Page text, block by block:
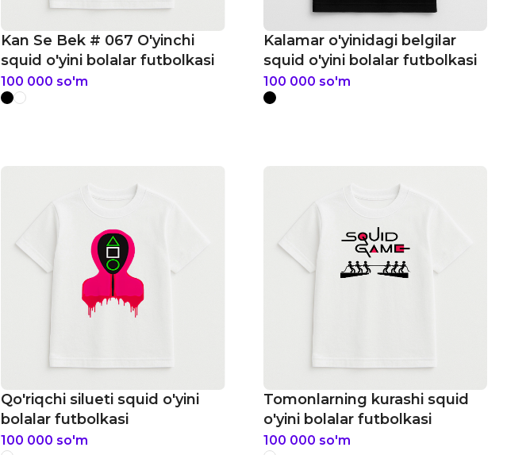
Kan Se Bek # 067 O'yinchi
squid o'yini bolalar futbolkasi
100 000 so'm
Kalamar o'yinidagi belgilar
squid o'yini bolalar futbolkasi
100 000 so'm
Qo'riqchi silueti squid o'yini
bolalar futbolkasi
100 000 so'm
Tomonlarning kurashi squid
o'yini bolalar futbolkasi
100 000 so'm